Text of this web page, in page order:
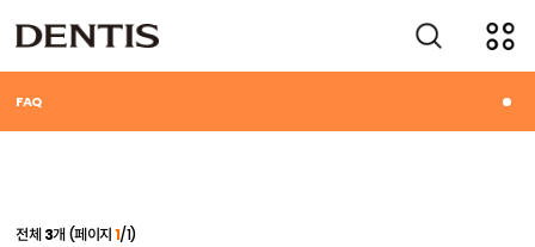
FAQ
전체3개 (페이지1/1)